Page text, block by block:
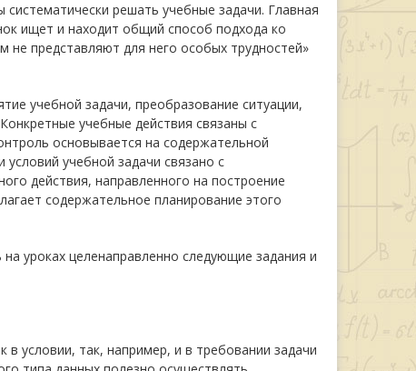
решать учебные задачи. Главная
ищет и находит общий способ подхода ко
представляют для него особых трудностей»
учебной задачи, преобразование ситуации,
учебные действия связаны с
основывается на содержательной
учебной задачи связано с
действия, направленного на построение
содержательное планирование этого
уроках целенаправленно следующие задания и
условии, так, например, и в требовании задачи